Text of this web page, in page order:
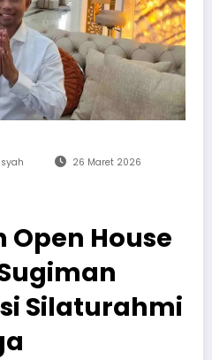
26 Maret 2026
House
Silaturahmi